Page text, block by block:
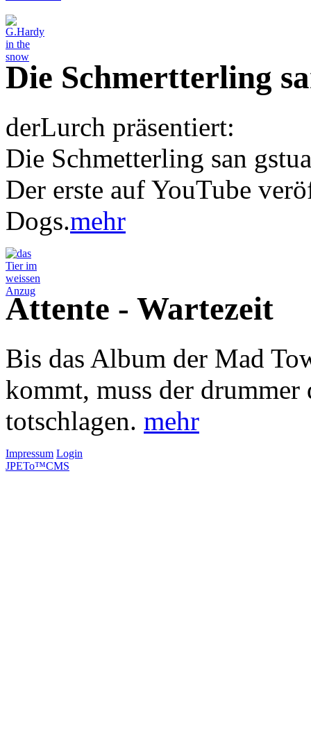
Die Schmertterling
derLurch präsentiert:
Die Schmetterling san
Der erste auf YouTube
Dogs.mehr
Attente - Wartezeit
Bis das Album der Mad
kommt, muss der
totschlagen. mehr
Impressum Login
JPETo™CMS